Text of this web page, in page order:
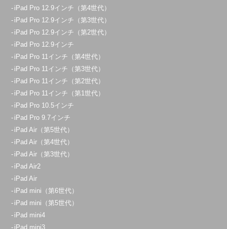
iPad Pro 12.9インチ（第4世代）
iPad Pro 12.9インチ（第3世代）
iPad Pro 12.9インチ（第2世代）
iPad Pro 12.9インチ
iPad Pro 11インチ（第4世代）
iPad Pro 11インチ（第3世代）
iPad Pro 11インチ（第2世代）
iPad Pro 11インチ（第1世代）
iPad Pro 10.5インチ
iPad Pro 9.7インチ
iPad Air（第5世代）
iPad Air（第4世代）
iPad Air（第3世代）
iPad Air2
iPad Air
iPad mini（第6世代）
iPad mini（第5世代）
iPad mini4
iPad mini3